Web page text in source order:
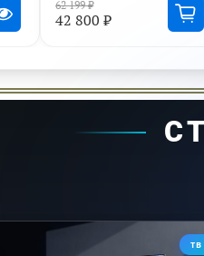
глубиной,
62 199 ₽
42 800 ₽
ТВ